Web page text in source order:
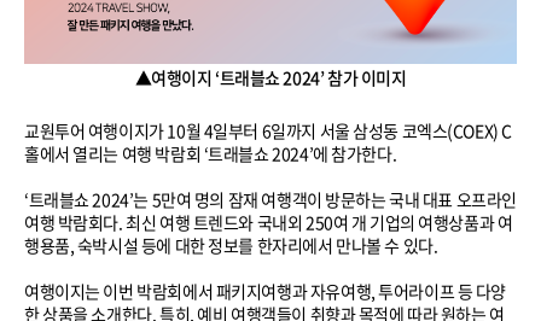
▲여행이지 ‘트래블쇼 2024’ 참가 이미지
교원투어 여행이지가 10월 4일부터 6일까지 서울 삼성동 코엑스(COEX) C
홀에서 열리는 여행 박람회 ‘트래블쇼 2024’에 참가한다.
‘트래블쇼 2024’는 5만여 명의 잠재 여행객이 방문하는 국내 대표 오프라인
여행 박람회다. 최신 여행 트렌드와 국내외 250여 개 기업의 여행상품과 여
행용품, 숙박시설 등에 대한 정보를 한자리에서 만나볼 수 있다.
여행이지는 이번 박람회에서 패키지여행과 자유여행, 투어라이프 등 다양
한 상품을 소개한다. 특히, 예비 여행객들이 취향과 목적에 따라 원하는 여